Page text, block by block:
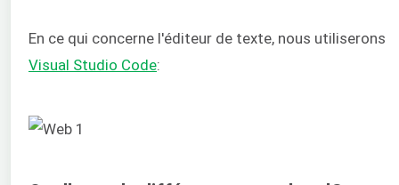
En ce qui concerne l'éditeur de texte, nous utiliserons
Visual Studio Code: